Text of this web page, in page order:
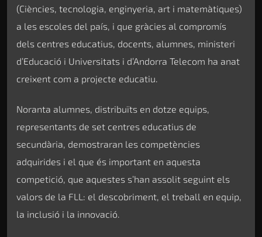
(Ciències, tecnologia, enginyeria, art i matemàtiques)
a les escoles del país, i que gràcies al compromís
dels centres educatius, docents, alumnes, ministeri
d’Educació i Universitats i d’Andorra Telecom ha anat
creixent com a projecte educatiu.
Noranta alumnes, distribuïts en dotze equips,
representants de set centres educatius de
secundària, demostraran les competències
adquirides i el que és important en aquesta
competició, que aquestes s’han assolit seguint els
valors de la FLL: el descobriment, el treball en equip,
la inclusió i la innovació.